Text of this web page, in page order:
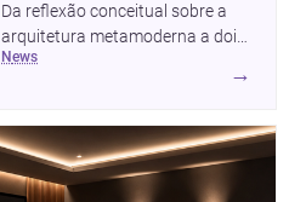
Da reflexão conceitual sobre a
arquitetura metamoderna a dois
projetos que colocam escala
humana, bem-estar e experiência
caminhos sensíveis para a
prática contemporânea. São
ideias que ajudam arquitetos a
news
→